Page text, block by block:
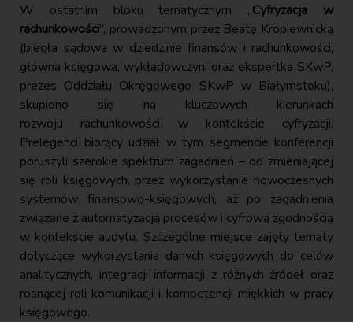
W ostatnim bloku tematycznym „Cyfryzacja w
rachunkowości”, prowadzonym przez Beatę Kropiewnicką
(biegła sądowa w dziedzinie finansów i rachunkowości,
główna księgowa, wykładowczyni oraz ekspertka SKwP,
prezes Oddziału Okręgowego SKwP w Białymstoku),
skupiono się na kluczowych kierunkach
rozwoju rachunkowości w kontekście cyfryzacji.
Prelegenci biorący udział w tym segmencie konferencji
poruszyli szerokie spektrum zagadnień – od zmieniającej
się roli księgowych, przez wykorzystanie nowoczesnych
systemów finansowo-księgowych, aż po zagadnienia
związane z automatyzacją procesów i cyfrową zgodnością
w kontekście audytu. Szczególne miejsce zajęły tematy
dotyczące wykorzystania danych księgowych do celów
analitycznych, integracji informacji z różnych źródeł oraz
rosnącej roli komunikacji i kompetencji miękkich w pracy
księgowego.